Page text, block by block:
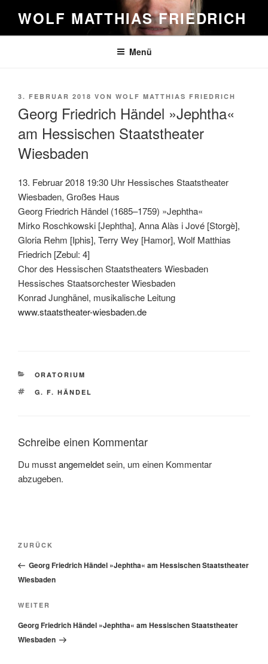
Inhalt
springen
WOLF MATTHIAS FRIEDRICH
Menü
VERÖFFENTLICHT
3. FEBRUAR 2018 VON WOLF MATTHIAS FRIEDRICH
Georg Friedrich Händel »Jephtha«
am Hessischen Staatstheater
Wiesbaden
13. Februar 2018 19:30 Uhr Hessisches Staatstheater
Wiesbaden, Großes Haus
Georg Friedrich Händel (1685–1759) »Jephtha«
Mirko Roschkowski [Jephtha], Anna Alàs i Jové [Storgè],
Gloria Rehm [Iphis], Terry Wey [Hamor], Wolf Matthias
Friedrich [Zebul: 4]
Chor des Hessischen Staatstheaters Wiesbaden
Hessisches Staatsorchester Wiesbaden
Konrad Junghänel, musikalische Leitung
www.staatstheater-wiesbaden.de
KATEGORIEN
ORATORIUM
SCHLAGWÖRTER
G. F. HÄNDEL
Schreibe einen Kommentar
Du musstangemeldetsein, um einen Kommentar
abzugeben.
Beitragsnavigation
Vorheriger
Beitrag
ZURÜCK
Georg Friedrich Händel »Jephtha« am Hessischen Staatstheater
Wiesbaden
Nächster
Beitrag
WEITER
Georg Friedrich Händel »Jephtha« am Hessischen Staatstheater
Wiesbaden